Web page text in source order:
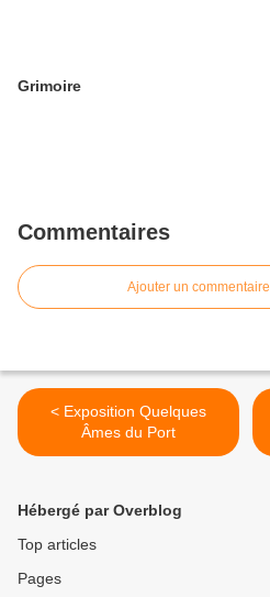
Grimoire
Commentaires
Ajouter un commentaire
< Exposition Quelques
Âmes du Port
Hébergé par Overblog
Top articles
Pages